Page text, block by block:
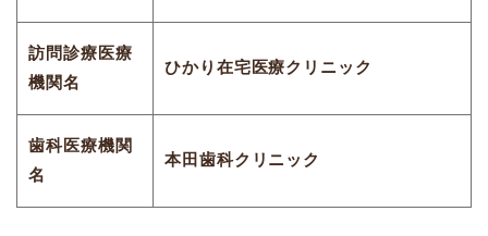
訪問診療医療
機関名
ひかり在宅医療クリニック
歯科医療機関
名
本田歯科クリニック